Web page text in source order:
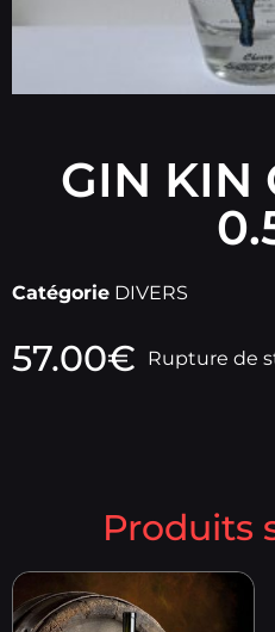
GIN KIN
Catégorie DIVERS
57.00€ Rupture de
Produits